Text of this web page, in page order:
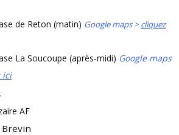
de Reton (matin) Google maps > cliquez
La Soucoupe (après-midi) Google maps
ici
AF
Brevin